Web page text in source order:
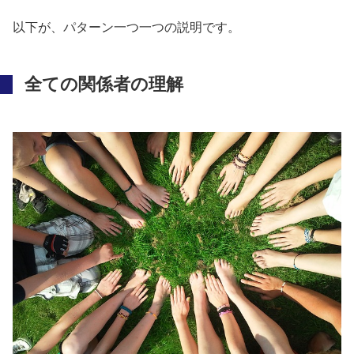
以下が、パターン一つ一つの説明です。
全ての関係者の理解